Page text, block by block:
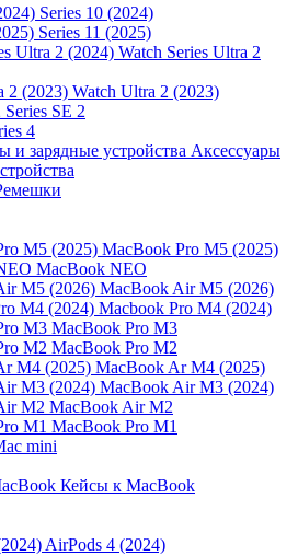
Series 10 (2024)
Series 11 (2025)
Watch Series Ultra 2
Watch Ultra 2 (2023)
Series SE 2
4
Аксессуары
MacBook Pro M5 (2025)
MacBook NEO
MacBook Air M5 (2026)
Macbook Pro M4 (2024)
MacBook Pro M3
MacBook Pro M2
MacBook Ar M4 (2025)
MacBook Air M3 (2024)
MacBook Air M2
MacBook Pro M1
mini
Кейсы к MacBook
AirPods 4 (2024)